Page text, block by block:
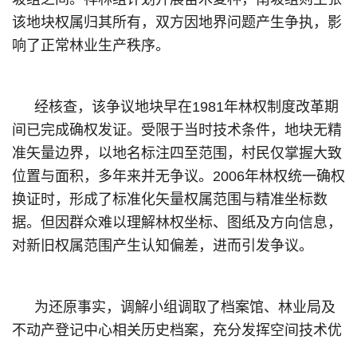
该地块权属归其所有，双方因地界问题产生争执，影
响了正常林业生产秩序。
经核查，该争议地块早在1981年林权制度改革期
间已完成确权发证。受限于当时技术条件，地块无精
准矢量边界，以地名标注四至范围，村民仅掌握大致
位置与面积，多年来并无争议。2006年林权统一确权
换证时，形成了标准化矢量权属范围与精准坐标数
据。但因群众难以理解林权坐标、图纸及方向信息，
对新旧权属范围产生认知偏差，进而引发争议。
为还原事实，调解小组调取了档案馆、林业局及
不动产登记中心相关历史档案，充分发挥空间技术优